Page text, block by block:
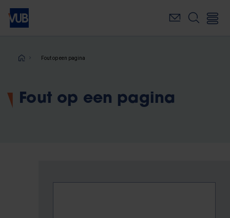
Overslaan
naar
inhoudKruimelpad
Fout op een pagina
Fout op een pagina